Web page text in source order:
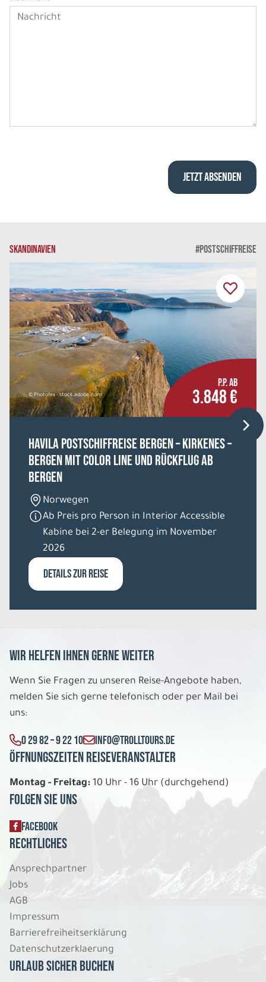
SKANDINAVIEN #POSTSCHIFFREISE
© Photofex - stock.adobe.com
P.P. AB
3.848 €
HAVILA Postschiffreise Bergen – Kirkenes –
Bergen mit Color Line und Rückflug ab
Bergen
Norwegen
Ab Preis pro Person in Interior Accessible
Kabine bei 2-er Belegung im November
2026
DETAILS ZUR REISE
Wir helfen Ihnen gerne weiter
Wenn Sie Fragen zu unseren Reise-Angebote haben,
melden Sie sich gerne telefonisch oder per Mail bei
uns:
0 29 82 – 9 22 10 INFO@TROLLTOURS.DE
Öffnungszeiten Reiseveranstalter
Montag - Freitag: 10 Uhr - 16 Uhr (durchgehend)
Folgen Sie uns
FACEBOOK
Rechtliches
Ansprechpartner
Jobs
AGB
Impressum
Barrierefreiheitserklärung
Datenschutzerklaerung
Urlaub sicher buchen